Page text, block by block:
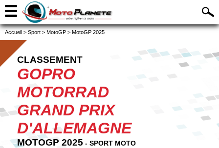
Accueil > Sport > MotoGP > MotoGP 2025
CLASSEMENT
GOPRO
MOTORRAD
GRAND PRIX
D'ALLEMAGNE
MOTOGP 2025 - SPORT MOTO